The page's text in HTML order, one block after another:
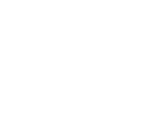
підживлення починають з
листовим опадом і
від сухих, пошкоджених